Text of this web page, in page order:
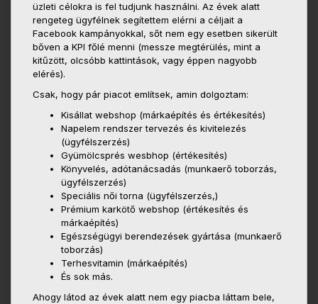
üzleti célokra is fel tudjunk használni. Az évek alatt
rengeteg ügyfélnek segítettem elérni a céljait a
Facebook kampányokkal, sőt nem egy esetben sikerült
bőven a KPI főlé menni (messze megtérülés, mint a
kitűzött, olcsóbb kattintások, vagy éppen nagyobb
elérés).
Csak, hogy pár piacot említsek, amin dolgoztam:
Kisállat webshop (márkaépítés és értékesítés)
Napelem rendszer tervezés és kivitelezés
(ügyfélszerzés)
Gyümölcsprés wesbhop (értékesítés)
Könyvelés, adótanácsadás (munkaerő toborzás,
ügyfélszerzés)
Speciális női torna (ügyfélszerzés,)
Prémium karkötő webshop (értékesítés és
márkaépítés)
Egészségügyi berendezések gyártása (munkaerő
toborzás)
Terhesvitamin (márkaépítés)
És sok más.
Ahogy látod az évek alatt nem egy piacba láttam bele,